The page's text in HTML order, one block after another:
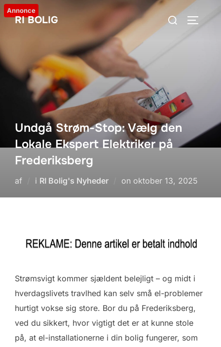
Videre
til
RI BOLIG
Søg
Annonce
Undgå Strøm-Stop: Vælg den
Lokale Ekspert Elektriker på
Frederiksberg
af i RI Bolig's Nyheder on Udgivet
oktober 13, 2025
Strømsvigt kommer sjældent belejligt – og midt i
hverdagslivets travlhed kan selv små el-problemer
hurtigt vokse sig store. Bor du på Frederiksberg,
ved du sikkert, hvor vigtigt det er at kunne stole
på, at el-installationerne i din bolig fungerer, som